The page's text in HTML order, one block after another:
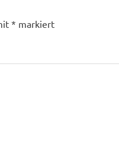
* markiert